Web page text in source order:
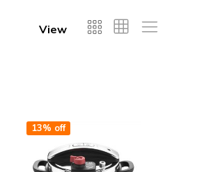
View
13% off
Add to wishlist